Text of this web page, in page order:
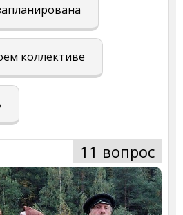
коллективе
11 вопрос